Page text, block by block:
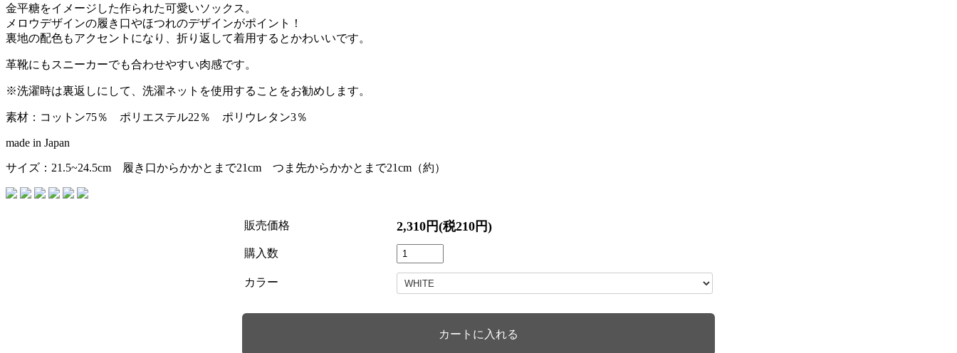
金平糖をイメージした作られた可愛いソックス。
メロウデザインの履き口やほつれのデザインがポイント！
裏地の配色もアクセントになり、折り返して着用するとかわいいです。
革靴にもスニーカーでも合わせやすい肉感です。
※洗濯時は裏返しにして、洗濯ネットを使用することをお勧めします。
素材：コットン75％ ポリエステル22％ ポリウレタン3％
made in Japan
サイズ：21.5~24.5cm 履き口からかかとまで21cm つま先からかかとまで21cm（約）
販売価格 2,310円(税210円)
購入数
カラー